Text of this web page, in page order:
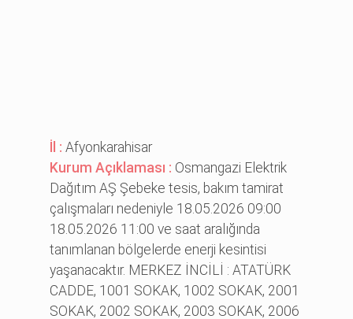
İl :Afyonkarahisar
Kurum Açıklaması : Osmangazi Elektrik
Dağıtım AŞ Şebeke tesis, bakım tamirat
çalışmaları nedeniyle 18.05.2026 09:00
18.05.2026 11:00 ve saat aralığında
tanımlanan bölgelerde enerji kesintisi
yaşanacaktır. MERKEZ İNCİLİ : ATATÜRK
CADDE, 1001 SOKAK, 1002 SOKAK, 2001
SOKAK, 2002 SOKAK, 2003 SOKAK, 2006